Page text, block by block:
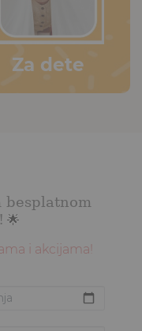
Za dete
besplatnom
🌟
i akcijama!